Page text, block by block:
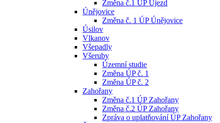
Změna č.1 ÚP Újezd
Únějovice
Změna č. 1 ÚP Únějovice
Úsilov
Vlkanov
Všepadly
Všeruby
Územní studie
Změna ÚP č. 1
Změna ÚP č. 2
Zahořany
Změna č.1 ÚP Zahořany
Změna č.2 ÚP Zahořany
Zpráva o uplatňování ÚP Zahořany